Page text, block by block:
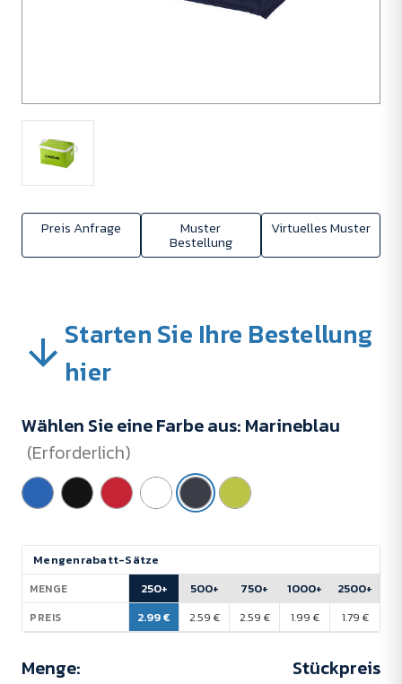
Preis Anfrage Muster
Bestellung
Virtuelles Muster
Starten Sie Ihre Bestellung
hier
Wählen Sie eine Farbe aus: Marineblau
(Erforderlich)
Aktueller
Lagerbestand:
Mengenrabatt-Sätze
MENGE
PREIS
250+
2.99 €
500+
2.59 €
750+
2.59 €
1000+
1.99 €
2500+
1.79 €
Menge: Stückpreis